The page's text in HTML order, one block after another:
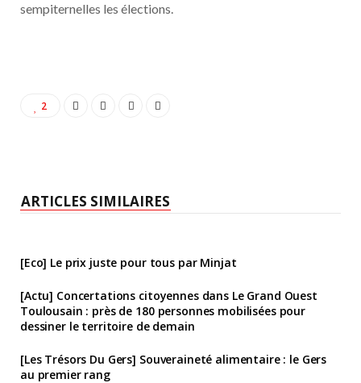
sempiternelles les élections.
2
ARTICLES SIMILAIRES
[Eco] Le prix juste pour tous par Minjat
[Actu] Concertations citoyennes dans Le Grand Ouest
Toulousain : près de 180 personnes mobilisées pour
dessiner le territoire de demain
[Les Trésors Du Gers] Souveraineté alimentaire : le Gers
au premier rang